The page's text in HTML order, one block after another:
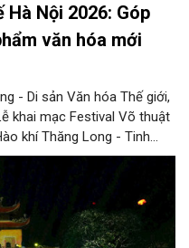
Nội 2026: Góp
văn hóa mới
- Di sản Văn hóa Thế giới,
khai mạc Festival Võ thuật
khí Thăng Long - Tinh
Festival đánh dấu
phần tôn vinh truyền
ảnh Hà Nội và thúc đẩy
thế giới.